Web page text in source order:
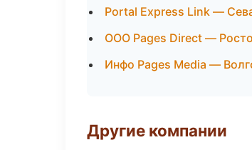
Portal Express Link —
ООО Pages Direct —
Инфо Pages Media —
Другие компании